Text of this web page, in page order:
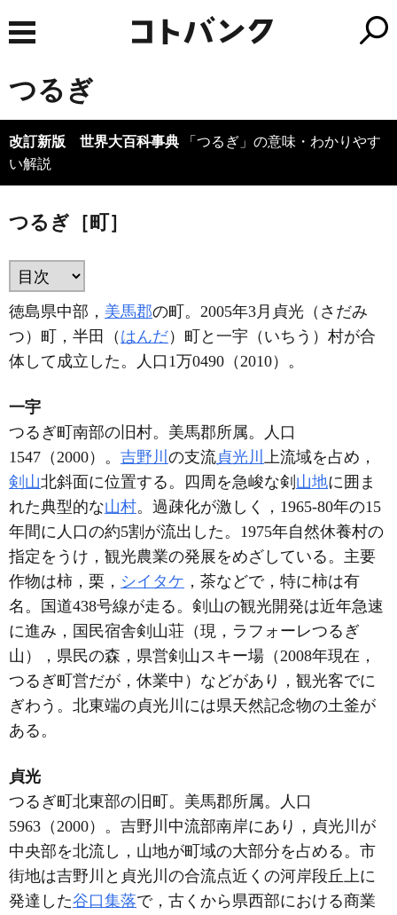
つるぎ
改訂新版 世界大百科事典 「つるぎ」の意味・わかりやす
い解説
つるぎ［町］
徳島県中部， 美馬郡の町。2005年3月貞光（さだみ
つ）町，半田（ はんだ）町と一宇（いちう）村が合
体して成立した。人口1万0490（2010）。
一宇
つるぎ町南部の旧村。美馬郡所属。人口
1547（2000）。 吉野川 の支流貞光川 上流域を占め，
剣山北斜面に位置する。四周を急峻な剣 山地に囲ま
れた典型的な山村。過疎化が激しく，1965-80年の15
年間に人口の約5割が流出した。1975年自然休養村の
指定をうけ，観光農業の発展をめざしている。主要
作物は柿，栗， シイタケ ，茶などで，特に柿は有
名。国道438号線が走る。剣山の観光開発は近年急速
に進み，国民宿舎剣山荘（現，ラフォーレつるぎ
山），県民の森，県営剣山スキー場（2008年現在，
つるぎ町営だが，休業中）などがあり，観光客でに
ぎわう。北東端の貞光川には県天然記念物の土釜が
ある。
貞光
つるぎ町北東部の旧町。美馬郡所属。人口
5963（2000）。吉野川中流部南岸にあり，貞光川が
中央部を北流し，山地が町域の大部分を占める。市
街地は吉野川と貞光川の合流点近くの河岸段丘上に
発達した谷口集落で，古くから県西部における商業